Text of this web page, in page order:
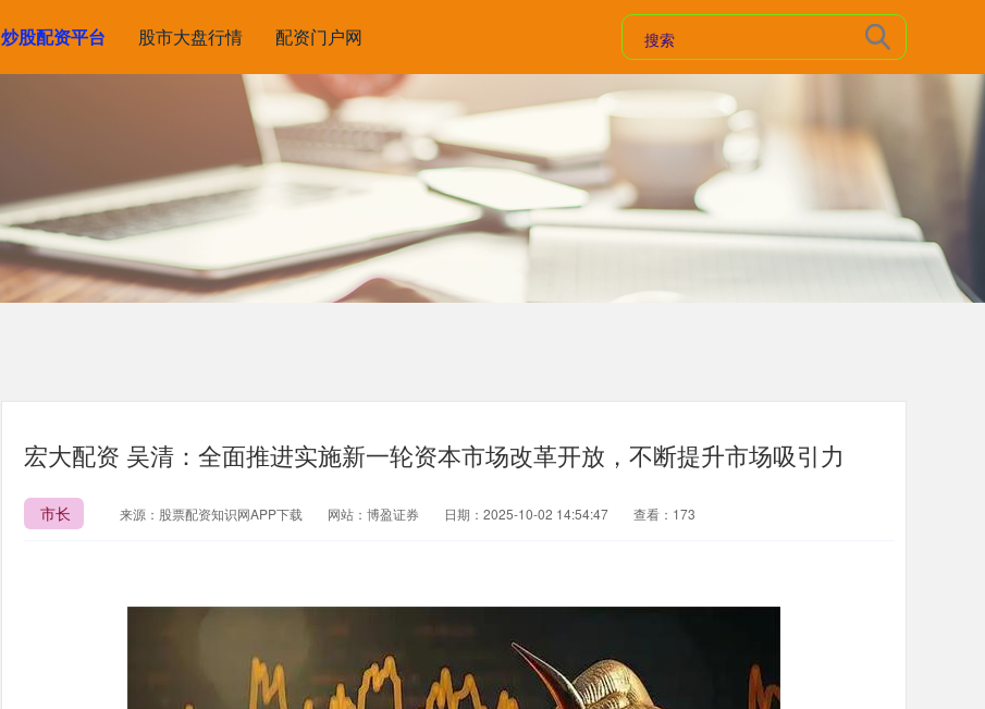
炒股配资平台 股市大盘行情 配资门户网
宏大配资 吴清：全面推进实施新一轮资本市场改革开放，不断提升市场吸引力
市长 来源：股票配资知识网APP下载 网站：博盈证券 日期：2025-10-02 14:54:47 查看：173